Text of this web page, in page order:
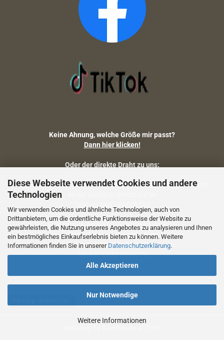
Diese Webseite verwendet Cookies und andere
Technologien
Wir verwenden Cookies und ähnliche Technologien, auch von
Drittanbietern, um die ordentliche Funktionsweise der Website zu
gewährleisten, die Nutzung unseres Angebotes zu analysieren und Ihnen
ein bestmögliches Einkaufserlebnis bieten zu können. Weitere
Informationen finden Sie in unserer Datenschutzerklärung.
Alle Akzeptieren
Nur Notwendige
Weitere Informationen
Keine Ahnung, welche Größe mir passt?
Dann hier klicken!
Oder der direkte Draht zu uns:
Fragen zu Artikelmaßen, Warenbestand, Lieferstatus, Versand?
Telefon: 09474-9523253
Fragen zum Artikel (Größenberatung etc.)
email: holger@camostore.de
Telefon: 09474-9523253
Telefon: 0172-8691770